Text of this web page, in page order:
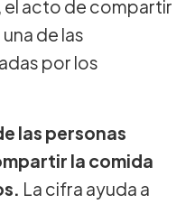
acto de compartir
de las
por los
las personas
la comida
La cifra ayuda a